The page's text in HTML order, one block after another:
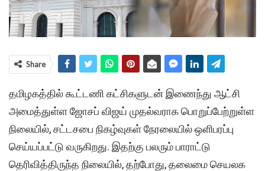
Share
தமிழகத்தில் கூட்டணி கட்சிகளுடன் இணைந்து ஆட்சி
அமைத்துள்ள ஜோசப் விஜய் முதல்வராக பொறுப்பேற்றுள்ள
நிலையில், சட்டசபை நிகழ்வுகள் நேரலையில் ஒளிபரப்பு
செய்யப்பட்டு வருகிறது. இதற்கு பலரும் பாராட்டு
தெரிவித்திருந்த நிலையில், தற்போது, தலைமை செயலக